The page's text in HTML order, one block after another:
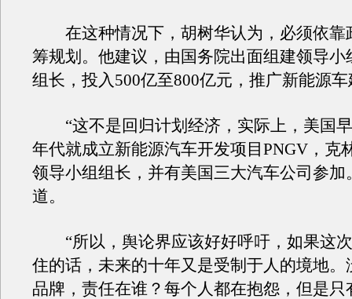
在这种情况下，胡树华认为，必须依靠
筹规划。他建议，由国务院出面组建领导小
组长，投入500亿至800亿元，推广新能源
“这不是回归计划经济，实际上，美国
年代就成立新能源汽车开发项目PNGV，克
领导小组组长，并有美国三大汽车公司参加
道。
“所以，舆论界应该好好呼吁，如果这
住的话，未来的十年又是受制于人的境地。
品牌，责任在谁？每个人都在抱怨，但是只